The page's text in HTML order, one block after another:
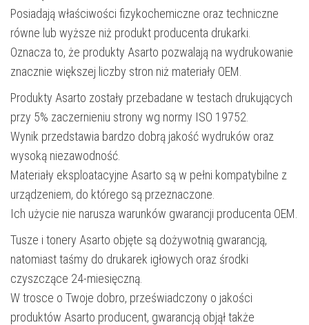
Posiadają właściwości fizykochemiczne oraz techniczne
równe lub wyższe niż produkt producenta drukarki.
Oznacza to, że produkty Asarto pozwalają na wydrukowanie
znacznie większej liczby stron niż materiały OEM.
Produkty Asarto zostały przebadane w testach drukujących
przy 5% zaczernieniu strony wg normy ISO 19752.
Wynik przedstawia bardzo dobrą jakość wydruków oraz
wysoką niezawodność.
Materiały eksploatacyjne Asarto są w pełni kompatybilne z
urządzeniem, do którego są przeznaczone.
Ich użycie nie narusza warunków gwarancji producenta OEM.
Tusze i tonery Asarto objęte są dożywotnią gwarancją,
natomiast taśmy do drukarek igłowych oraz środki
czyszczące 24-miesięczną.
W trosce o Twoje dobro, przeświadczony o jakości
produktów Asarto producent, gwarancją objął także